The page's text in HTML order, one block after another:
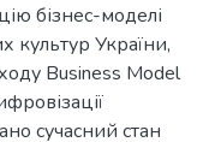
бізнес-моделі
культур України,
Business Model
сучасний стан